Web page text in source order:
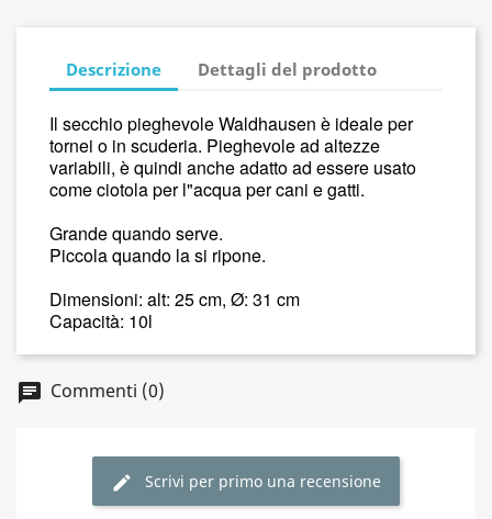
Descrizione Dettagli del prodotto
Il secchio pieghevole Waldhausen è ideale per
tornei o in scuderia. Pieghevole ad altezze
variabili, è quindi anche adatto ad essere usato
come ciotola per l"acqua per cani e gatti.
Grande quando serve.
Piccola quando la si ripone.
Dimensioni: alt: 25 cm, Ø: 31 cm
Capacità: 10l
Commenti (0)
Scrivi per primo una recensione